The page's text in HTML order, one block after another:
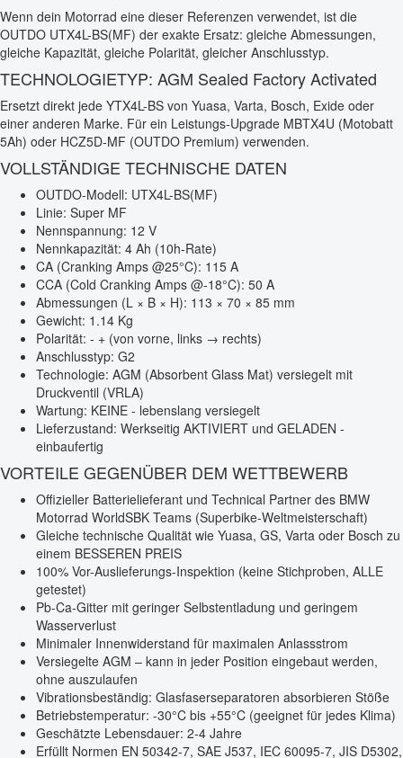
Wenn dein Motorrad eine dieser Referenzen verwendet, ist die
OUTDO UTX4L-BS(MF) der exakte Ersatz: gleiche Abmessungen,
gleiche Kapazität, gleiche Polarität, gleicher Anschlusstyp.
TECHNOLOGIETYP: AGM Sealed Factory Activated
Ersetzt direkt jede YTX4L-BS von Yuasa, Varta, Bosch, Exide oder
einer anderen Marke. Für ein Leistungs-Upgrade MBTX4U (Motobatt
5Ah) oder HCZ5D-MF (OUTDO Premium) verwenden.
VOLLSTÄNDIGE TECHNISCHE DATEN
OUTDO-Modell: UTX4L-BS(MF)
Linie: Super MF
Nennspannung: 12 V
Nennkapazität: 4 Ah (10h-Rate)
CA (Cranking Amps @25°C): 115 A
CCA (Cold Cranking Amps @-18°C): 50 A
Abmessungen (L × B × H): 113 × 70 × 85 mm
Gewicht: 1.14 Kg
Polarität: - + (von vorne, links → rechts)
Anschlusstyp: G2
Technologie: AGM (Absorbent Glass Mat) versiegelt mit
Druckventil (VRLA)
Wartung: KEINE - lebenslang versiegelt
Lieferzustand: Werkseitig AKTIVIERT und GELADEN -
einbaufertig
VORTEILE GEGENÜBER DEM WETTBEWERB
Offizieller Batterielieferant und Technical Partner des BMW
Motorrad WorldSBK Teams (Superbike-Weltmeisterschaft)
Gleiche technische Qualität wie Yuasa, GS, Varta oder Bosch zu
einem BESSEREN PREIS
100% Vor-Auslieferungs-Inspektion (keine Stichproben, ALLE
getestet)
Pb-Ca-Gitter mit geringer Selbstentladung und geringem
Wasserverlust
Minimaler Innenwiderstand für maximalen Anlassstrom
Versiegelte AGM – kann in jeder Position eingebaut werden,
ohne auszulaufen
Vibrationsbeständig: Glasfaserseparatoren absorbieren Stöße
Betriebstemperatur: -30°C bis +55°C (geeignet für jedes Klima)
Geschätzte Lebensdauer: 2-4 Jahre
Erfüllt Normen EN 50342-7, SAE J537, IEC 60095-7, JIS D5302,